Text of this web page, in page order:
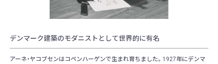
デンマーク建築のモダニストとして世界的に有名
アーネ・ヤコブセンはコペンハーゲンで生まれ育ちました。1927年にデンマ